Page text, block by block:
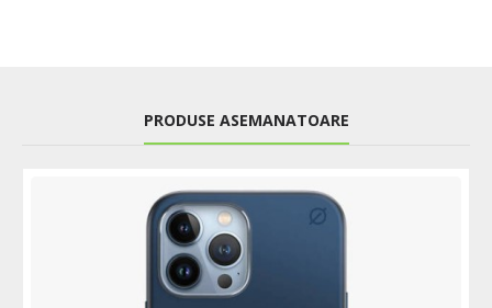
PRODUSE ASEMANATOARE